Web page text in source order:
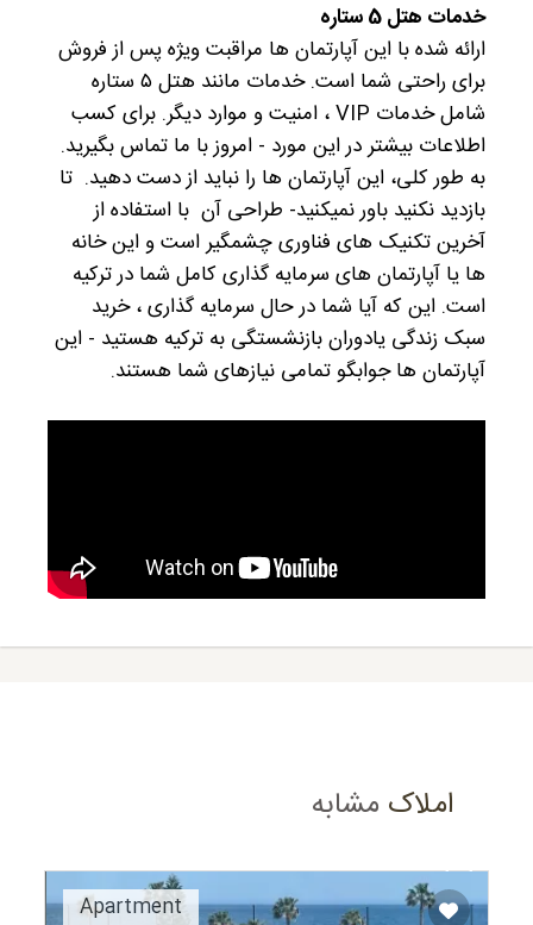
خدمات هتل 5 ستاره
ارائه شده با این آپارتمان ها مراقبت ویژه پس از فروش
برای راحتی شما است. خدمات مانند هتل ۵ ستاره
شامل خدمات VIP ، امنیت و موارد دیگر. برای کسب
اطلاعات بیشتر در این مورد - امروز با ما تماس بگیرید.
به طور کلی، این آپارتمان ها را نباید از دست دهید. تا
بازدید نکنید باور نمیکنید- طراحی آن با استفاده از
آخرین تکنیک های فناوری چشمگیر است و این خانه
ها یا آپارتمان های سرمایه گذاری کامل شما در ترکیه
است. این که آیا شما در حال سرمایه گذاری ، خرید
سبک زندگی یادوران بازنشستگی به ترکیه هستید - این
آپارتمان ها جوابگو تمامی نیازهای شما هستند.
املاک مشابه
Apartment
Recommended